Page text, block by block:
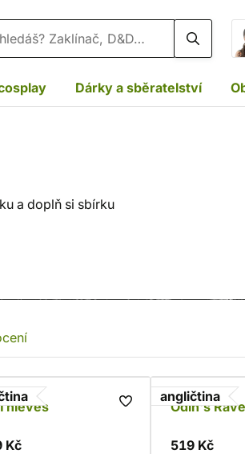
Dárky a sběratelství
a doplň si sbírku
Kč
angličtina
Odin's
519 Kč